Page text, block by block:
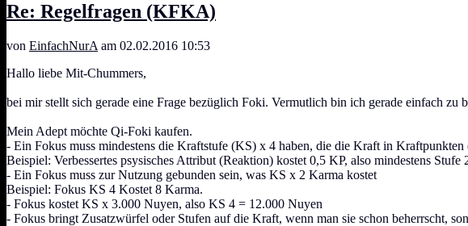
Re: Regelfragen (KFKA)
von EinfachNurA am 02.02.2016 10:53
Hallo liebe Mit-Chummers,
bei mir stellt sich gerade eine Frage bezüglich Foki. Vermutlich bin ich gerade einfach
Mein Adept möchte Qi-Foki kaufen.
- Ein Fokus muss mindestens die Kraftstufe (KS) x 4 haben, die die Kraft in Kraftpunkten
Beispiel: Verbessertes psysisches Attribut (Reaktion) kostet 0,5 KP, also mindestens Stufe
- Ein Fokus muss zur Nutzung gebunden sein, was KS x 2 Karma kostet
Beispiel: Fokus KS 4 Kostet 8 Karma.
- Fokus kostet KS x 3.000 Nuyen, also KS 4 = 12.000 Nuyen
- Fokus bringt Zusatzwürfel oder Stufen auf die Kraft, wenn man sie schon beherrscht,